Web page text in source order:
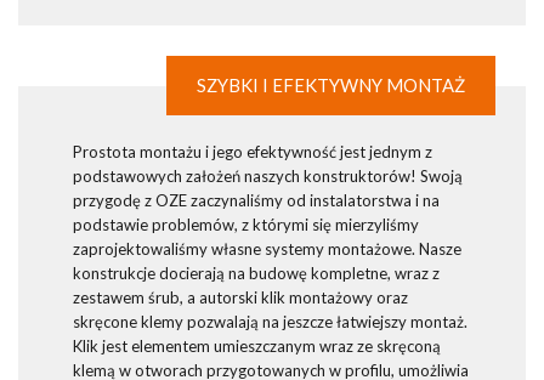
SZYBKI I EFEKTYWNY MONTAŻ
Prostota montażu i jego efektywność jest jednym z
podstawowych założeń naszych konstruktorów! Swoją
przygodę z OZE zaczynaliśmy od instalatorstwa i na
podstawie problemów, z którymi się mierzyliśmy
zaprojektowaliśmy własne systemy montażowe. Nasze
konstrukcje docierają na budowę kompletne, wraz z
zestawem śrub, a autorski klik montażowy oraz
skręcone klemy pozwalają na jeszcze łatwiejszy montaż.
Klik jest elementem umieszczanym wraz ze skręconą
klemą w otworach przygotowanych w profilu, umożliwia